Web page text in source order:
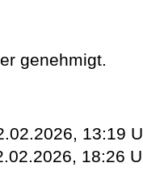
genehmigt.
13:19
18:26